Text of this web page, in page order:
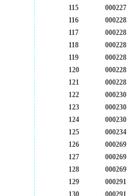
115
000227
116
000228
117
000228
118
000228
119
000228
120
000228
121
000228
122
000230
123
000230
124
000230
125
000234
126
000269
127
000269
128
000269
129
000291
130
000291